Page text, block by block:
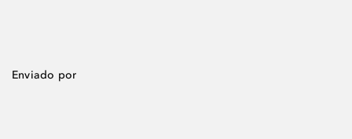
Enviado por